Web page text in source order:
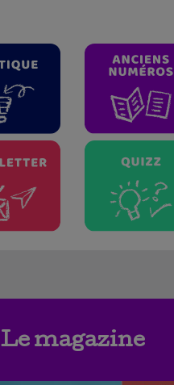
Le magazine